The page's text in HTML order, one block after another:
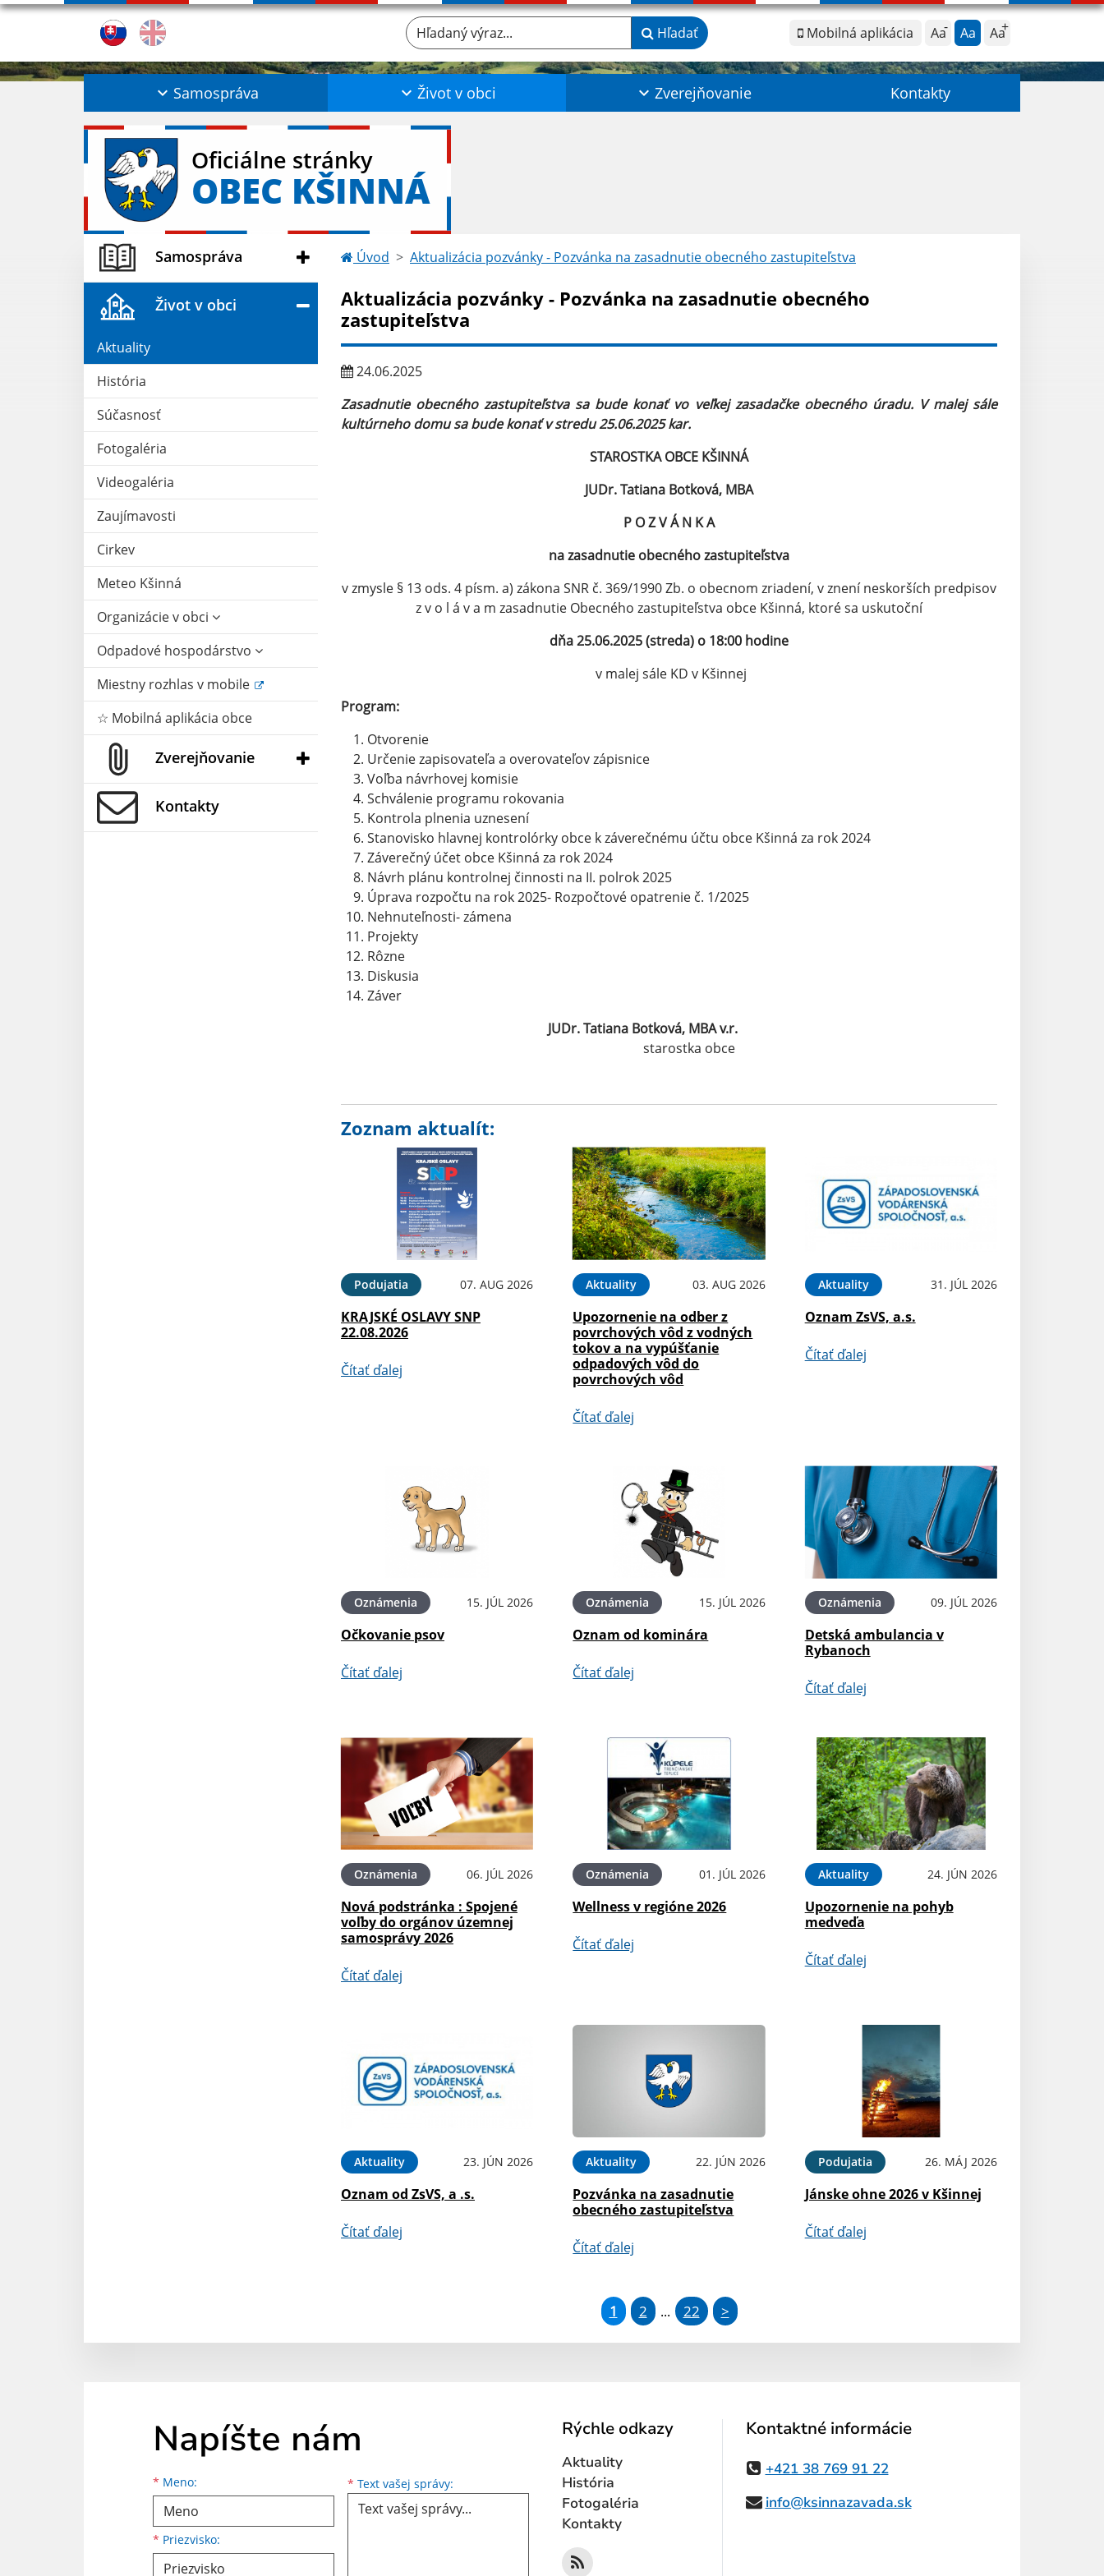
Mobilná aplikácia Aa Aa Aa
Hľadaný výraz... Hľadať
Samospráva Život v obci Zverejňovanie Kontakty
Oficiálne stránky
OBEC KŠINNÁ
Samospráva
Život v obci
Aktuality
História
Súčasnosť
Fotogaléria
Videogaléria
Zaujímavosti
Cirkev
Meteo Kšinná
Organizácie v obci
Odpadové hospodárstvo
Miestny rozhlas v mobile
☆ Mobilná aplikácia obce
Zverejňovanie
Kontakty
Úvod Aktualizácia pozvánky - Pozvánka na zasadnutie obecného zastupiteľstva
Aktualizácia pozvánky - Pozvánka na zasadnutie obecného
zastupiteľstva
24.06.2025
Zasadnutie obecného zastupiteľstva sa bude konať vo veľkej zasadačke obecného úradu. V malej sále
kultúrneho domu sa bude konať v stredu 25.06.2025 kar.
STAROSTKA OBCE KŠINNÁ
JUDr. Tatiana Botková, MBA
P O Z V Á N K A
na zasadnutie obecného zastupiteľstva
v zmysle § 13 ods. 4 písm. a) zákona SNR č. 369/1990 Zb. o obecnom zriadení, v znení neskorších predpisov
z v o l á v a m zasadnutie Obecného zastupiteľstva obce Kšinná, ktoré sa uskutoční
dňa 25.06.2025 (streda) o 18:00 hodine
v malej sále KD v Kšinnej
Program:
Otvorenie
Určenie zapisovateľa a overovateľov zápisnice
Voľba návrhovej komisie
Schválenie programu rokovania
Kontrola plnenia uznesení
Stanovisko hlavnej kontrolórky obce k záverečnému účtu obce Kšinná za rok 2024
Záverečný účet obce Kšinná za rok 2024
Návrh plánu kontrolnej činnosti na II. polrok 2025
Úprava rozpočtu na rok 2025- Rozpočtové opatrenie č. 1/2025
Nehnuteľnosti- zámena
Projekty
Rôzne
Diskusia
Záver
JUDr. Tatiana Botková, MBA v.r.
starostka obce
Zoznam aktualít:
Podujatia 07. AUG 2026
KRAJSKÉ OSLAVY SNP
22.08.2026
Čítať ďalej
Aktuality 03. AUG 2026
Upozornenie na odber z
povrchových vôd z vodných
tokov a na vypúšťanie
odpadových vôd do
povrchových vôd
Čítať ďalej
Aktuality 31. JÚL 2026
Oznam ZsVS, a.s.
Čítať ďalej
Oznámenia 15. JÚL 2026
Očkovanie psov
Čítať ďalej
Oznámenia 15. JÚL 2026
Oznam od kominára
Čítať ďalej
Oznámenia 09. JÚL 2026
Detská ambulancia v
Rybanoch
Čítať ďalej
Oznámenia 06. JÚL 2026
Nová podstránka : Spojené
voľby do orgánov územnej
samosprávy 2026
Čítať ďalej
Oznámenia 01. JÚL 2026
Wellness v regióne 2026
Čítať ďalej
Aktuality 24. JÚN 2026
Upozornenie na pohyb
medveďa
Čítať ďalej
Aktuality 23. JÚN 2026
Oznam od ZsVS, a .s.
Čítať ďalej
Aktuality 22. JÚN 2026
Pozvánka na zasadnutie
obecného zastupiteľstva
Čítať ďalej
Podujatia 26. MÁJ 2026
Jánske ohne 2026 v Kšinnej
Čítať ďalej
1 2 ... 22 >
Napíšte nám
* Meno:
Meno
* Priezvisko:
Priezvisko
E-mailová adresa * Text vašej správy: Text vašej správy...
Rýchle odkazy
Aktuality
História
Fotogaléria
Kontakty
Kontaktné informácie
+421 38 769 91 22
info@ksinnazavada.sk